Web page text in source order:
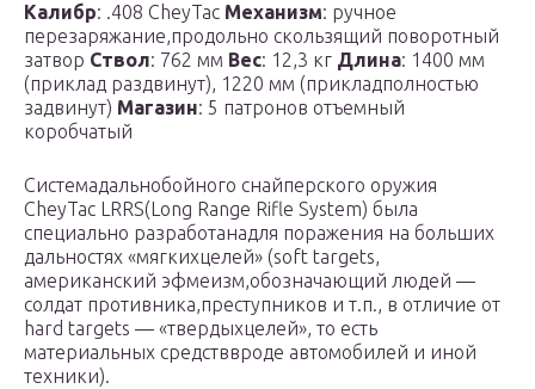
Калибр: .408 CheyTac Механизм: ручное
перезаряжание,продольно скользящий поворотный
затвор Ствол: 762 мм Вес: 12,3 кг Длина: 1400 мм
(приклад раздвинут), 1220 мм (прикладполностью
задвинут) Магазин: 5 патронов отъемный
коробчатый
Системадальнобойного снайперского оружия
CheyTac LRRS(Long Range Rifle System) была
специально разработанадля поражения на больших
дальностях «мягкихцелей» (soft targets,
американский эфмеизм,обозначающий людей —
солдат противника,преступников и т.п., в отличие от
hard targets — «твердыхцелей», то есть
материальных средстввроде автомобилей и иной
техники).